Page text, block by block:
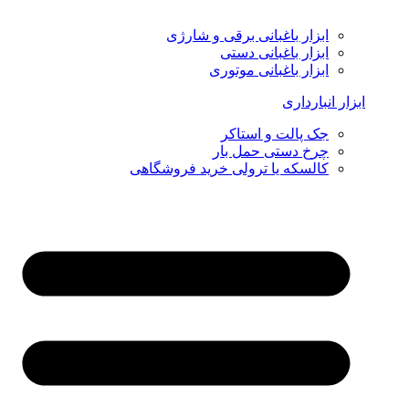
ابزار باغبانی برقی و شارژی
ابزار باغبانی دستی
ابزار باغبانی موتوری
ابزار انبارداری
جک پالت و استاکر
چرخ دستی حمل بار
کالسکه یا ترولی خرید فروشگاهی